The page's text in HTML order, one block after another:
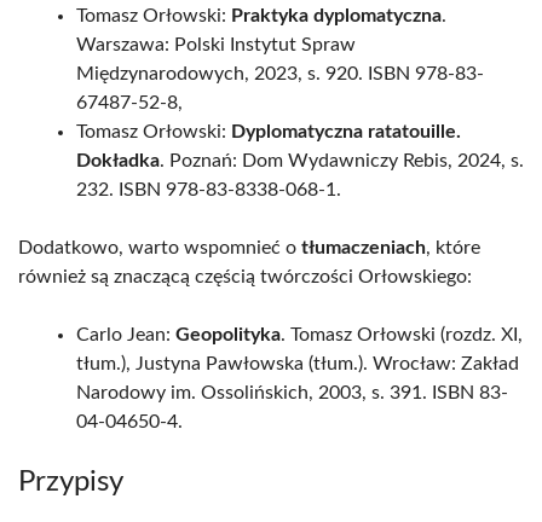
Tomasz Orłowski: Praktyka dyplomatyczna.
Warszawa: Polski Instytut Spraw
Międzynarodowych, 2023, s. 920. ISBN 978-83-
67487-52-8,
Tomasz Orłowski: Dyplomatyczna ratatouille.
Dokładka. Poznań: Dom Wydawniczy Rebis, 2024, s.
232. ISBN 978-83-8338-068-1.
Dodatkowo, warto wspomnieć o tłumaczeniach, które
również są znaczącą częścią twórczości Orłowskiego:
Carlo Jean: Geopolityka. Tomasz Orłowski (rozdz. XI,
tłum.), Justyna Pawłowska (tłum.). Wrocław: Zakład
Narodowy im. Ossolińskich, 2003, s. 391. ISBN 83-
04-04650-4.
Przypisy